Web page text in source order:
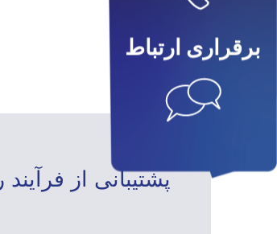
برقراری ارتباط
پشتیبانی از فرآیند